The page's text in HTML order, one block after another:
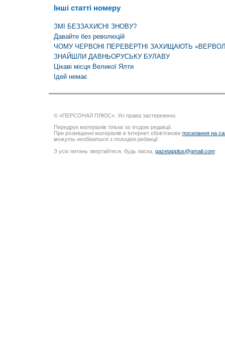
Інші статті номеру
ЗМІ БЕЗЗАХИСНІ ЗНОВУ?
Давайте без революцій
ЧОМУ ЧЕРВОНІ ПЕРЕВЕРТНІ ЗАХИЩАЮТЬ
ЗНАЙШЛИ ДАВНЬОРУСЬКУ БУЛАВУ
Цікаві місця Великої Ялти
Ідей немає
© «ПЕРСОНАЛ ПЛЮС». Усі права застережено.
Передрук матеріалів тільки за згодою редакції.
При розміщенні матеріалів в Інтернет обов’язкове посилання на
можуть незбігатися з позицією редакції
З усіх питань звертайтеся, будь ласка, gazetapplus@gmail.com